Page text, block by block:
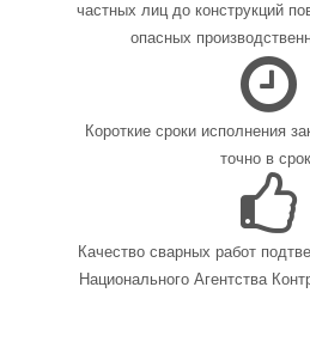
частных лиц до конструкций
опасных
Короткие сроки исполнения
точно в
Качество сварных работ
Национального Агентства